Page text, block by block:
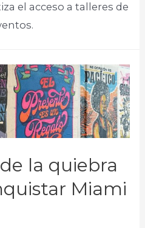
el acceso a talleres de
la quiebra
Miami